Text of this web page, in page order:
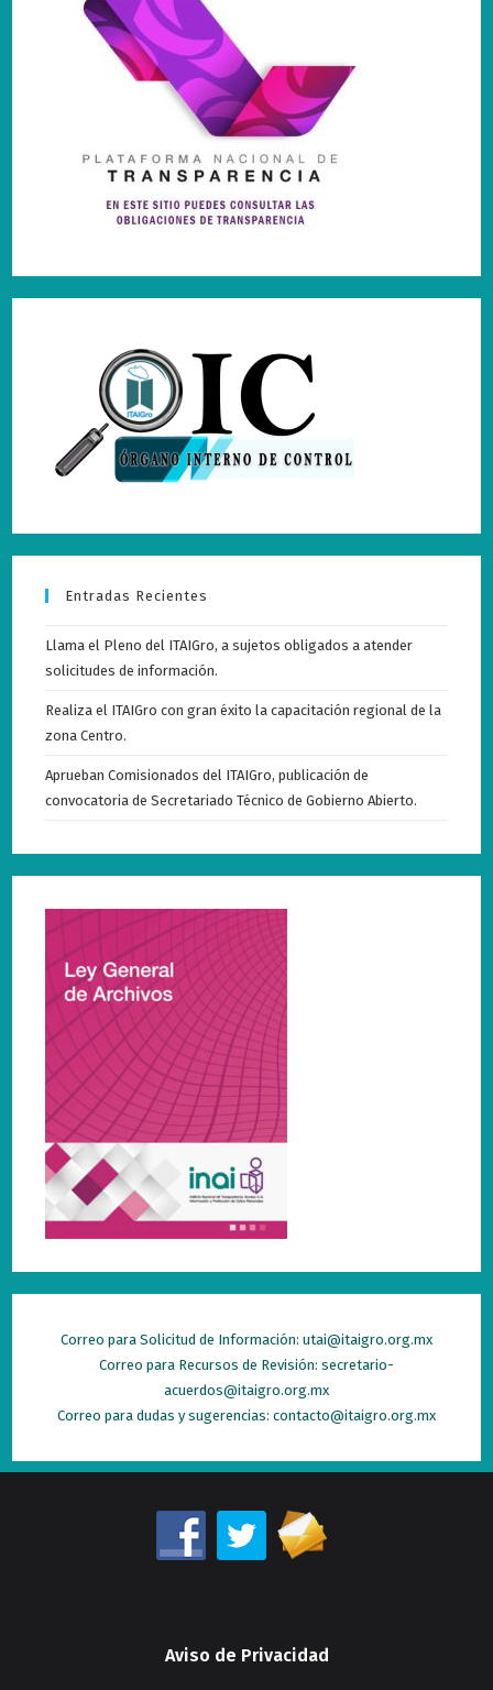
Entradas Recientes
Llama el Pleno del ITAIGro, a sujetos obligados a atender
solicitudes de información.
Realiza el ITAIGro con gran éxito la capacitación regional de la
zona Centro.
Aprueban Comisionados del ITAIGro, publicación de
convocatoria de Secretariado Técnico de Gobierno Abierto.
Correo para Solicitud de Información: utai@itaigro.org.mx
Correo para Recursos de Revisión: secretario-
acuerdos@itaigro.org.mx
Correo para dudas y sugerencias: contacto@itaigro.org.mx
Aviso de Privacidad